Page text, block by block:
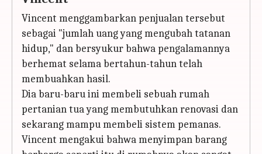
Vincent menggambarkan penjualan tersebut
sebagai "jumlah uang yang mengubah tatanan
hidup," dan bersyukur bahwa pengalamannya
berhemat selama bertahun-tahun telah
membuahkan hasil.
Dia baru-baru ini membeli sebuah rumah
pertanian tua yang membutuhkan renovasi dan
sekarang mampu membeli sistem pemanas.
Vincent mengakui bahwa menyimpan barang